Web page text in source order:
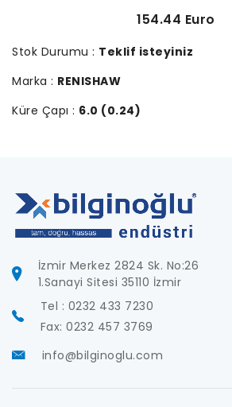
154.44 Euro
Stok Durumu : Teklif isteyiniz
Marka : RENISHAW
Küre Çapı : 6.0 (0.24)
İzmir Merkez 2824 Sk. No:26
1.Sanayi Sitesi 35110 İzmir
Tel : 0232 433 7230
Fax: 0232 457 3769
info@bilginoglu.com